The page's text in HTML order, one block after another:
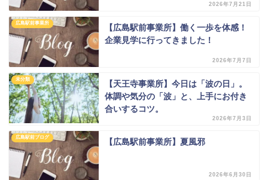
2026年7月21日
広島駅前事業所
【広島駅前事業所】働く一歩を体感！
企業見学に行ってきました！
2026年7月7日
未分類
【天王寺事業所】今日は「波の日」。
体調や気分の「波」と、上手にお付き
合いするコツ。
2026年7月3日
広島駅前ブログ 【広島駅前事業所】夏風邪
2026年6月30日